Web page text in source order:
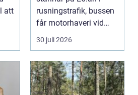
att
rusningstrafik, bussen
får motorhaveri vid
hållplatsen eller ...
30 juli 2026